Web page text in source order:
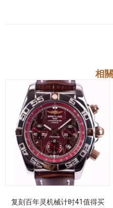
相
复刻百年灵机械计时41值得买